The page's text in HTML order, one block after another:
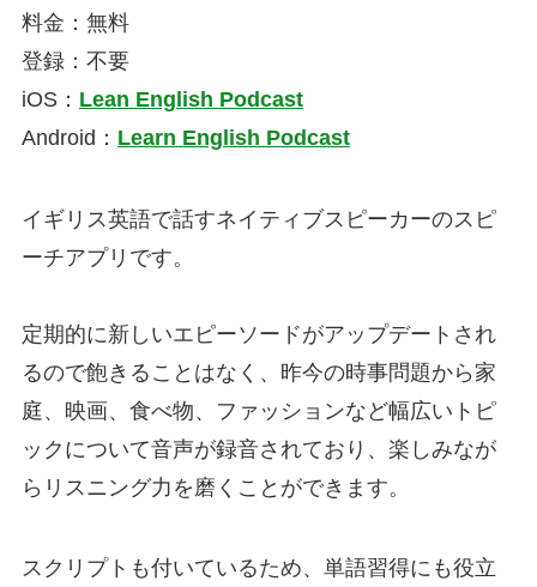
料金：無料
登録：不要
iOS： Lean English Podcast
Android： Learn English Podcast
イギリス英語で話すネイティブスピーカーのスピ
ーチアプリです。
定期的に新しいエピーソードがアップデートされ
るので飽きることはなく、昨今の時事問題から家
庭、映画、食べ物、ファッションなど幅広いトピ
ックについて音声が録音されており、楽しみなが
らリスニング力を磨くことができます。
スクリプトも付いているため、単語習得にも役立